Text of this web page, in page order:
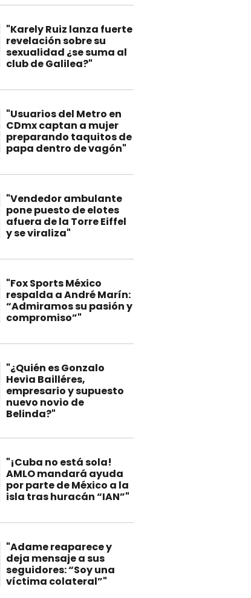
"Karely Ruiz lanza fuerte
revelación sobre su
sexualidad ¿se suma al
club de Galilea?"
"Usuarios del Metro en
CDmx captan a mujer
preparando taquitos de
papa dentro de vagón"
"Vendedor ambulante
pone puesto de elotes
afuera de la Torre Eiffel
y se viraliza"
"Fox Sports México
respalda a André Marín:
“Admiramos su pasión y
compromiso”"
"¿Quién es Gonzalo
Hevia Bailléres,
empresario y supuesto
nuevo novio de
Belinda?"
"¡Cuba no está sola!
AMLO mandará ayuda
por parte de México a la
isla tras huracán “IAN”"
"Adame reaparece y
deja mensaje a sus
seguidores: “Soy una
víctima colateral”"